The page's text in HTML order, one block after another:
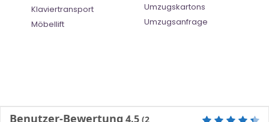
Klaviertransport
Möbellift
Umzugskartons
Umzugsanfrage
Benutzer-Bewertung 4.5 (2